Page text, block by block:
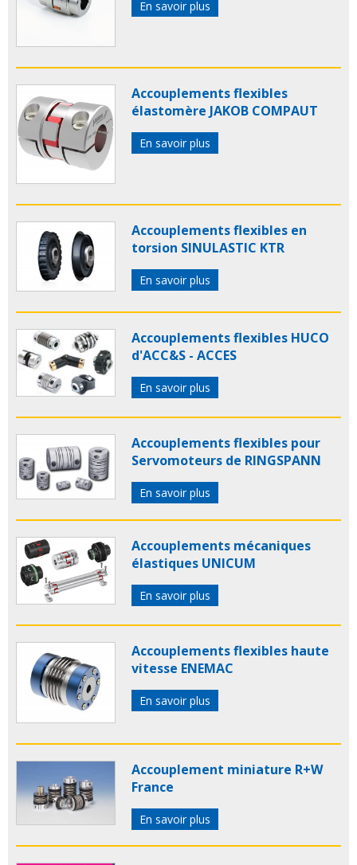
En savoir plus
Accouplements flexibles
élastomère JAKOB COMPAUT
En savoir plus
Accouplements flexibles en
torsion SINULASTIC KTR
En savoir plus
Accouplements flexibles HUCO
d'ACC&S - ACCES
En savoir plus
Accouplements flexibles pour
Servomoteurs de RINGSPANN
En savoir plus
Accouplements mécaniques
élastiques UNICUM
En savoir plus
Accouplements flexibles haute
vitesse ENEMAC
En savoir plus
Accouplement miniature R+W
France
En savoir plus